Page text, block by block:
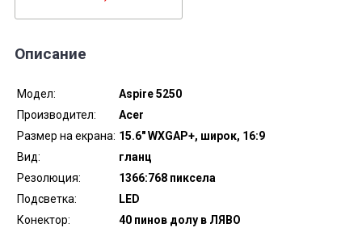
Описание
Модел:
Aspire 5250
Производител:
Acer
Размер на екрана: 15.6" WXGAP+, широк, 16:9
Вид:
гланц
Резолюция:
1366:768 пиксела
Подсветка:
LED
Конектор:
40 пинов долу в ЛЯВО